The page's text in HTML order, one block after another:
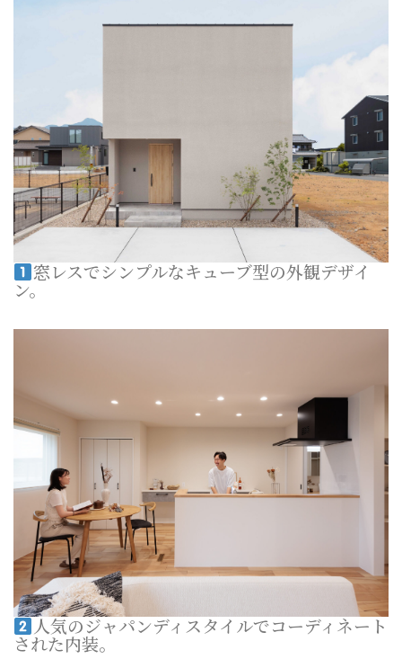
窓レスでシンプルなキューブ型の外観デザイ
ン。
人気のジャパンディスタイルでコーディネート
された内装。